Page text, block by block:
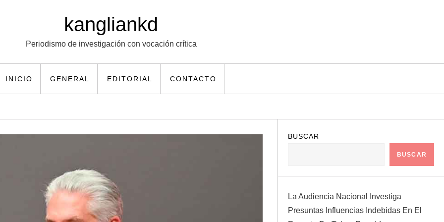
kangliankd
Periodismo de investigación con vocación crítica
INICIO GENERAL EDITORIAL CONTACTO
BUSCAR
BUSCAR
La Audiencia Nacional Investiga
Presuntas Influencias Indebidas En El